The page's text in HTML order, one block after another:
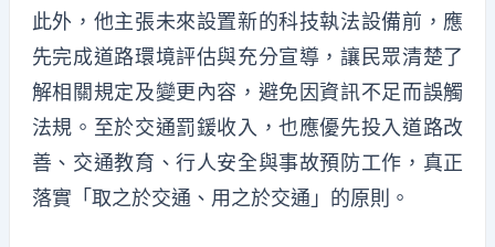
此外，他主張未來設置新的科技執法設備前，應
先完成道路環境評估與充分宣導，讓民眾清楚了
解相關規定及變更內容，避免因資訊不足而誤觸
法規。至於交通罰鍰收入，也應優先投入道路改
善、交通教育、行人安全與事故預防工作，真正
落實「取之於交通、用之於交通」的原則。